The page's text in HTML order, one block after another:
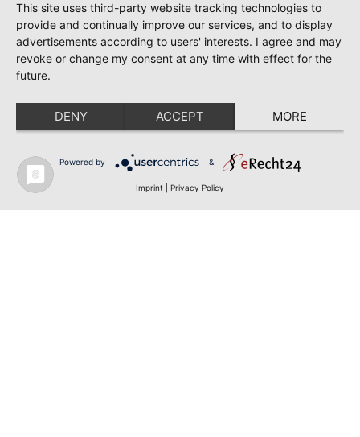
This site uses third-party website tracking technologies to
provide and continually improve our services, and to display
advertisements according to users' interests. I agree and may
revoke or change my consent at any time with effect for the
future.
DENY ACCEPT MORE
Powered by &
Imprint Privacy Policy